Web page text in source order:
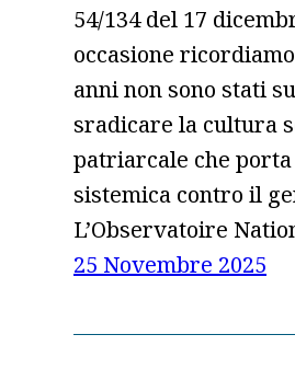
54/134 del 17
occasione
anni non sono stati
sradicare la cultura
patriarcale che
sistemica contro il
L’Observatoire
25 Novembre 2025